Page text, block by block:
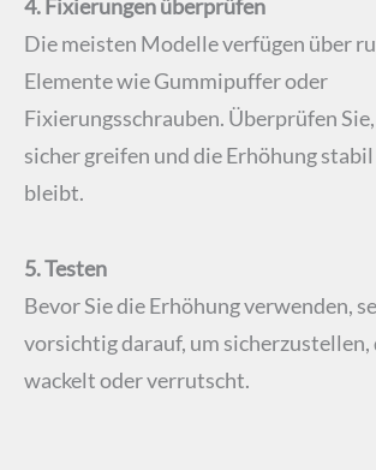
4. Fixierungen überprüfen
Die meisten Modelle verfügen über
Elemente wie Gummipuffer oder
Fixierungsschrauben. Überprüfen
sicher greifen und die Erhöhung
bleibt.
5. Testen
Bevor Sie die Erhöhung verwenden,
vorsichtig darauf, um sicherzustellen,
wackelt oder verrutscht.